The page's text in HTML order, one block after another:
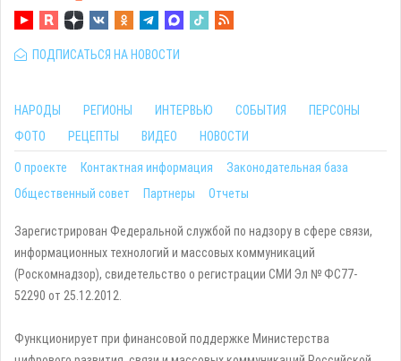
ПОДПИСАТЬСЯ НА НОВОСТИ
НАРОДЫ РЕГИОНЫ ИНТЕРВЬЮ СОБЫТИЯ
ПЕРСОНЫ
ФОТО
РЕЦЕПТЫ ВИДЕО НОВОСТИ
О проекте Контактная информация
Законодательная база
Общественный совет
Партнеры Отчеты
Зарегистрирован Федеральной службой по надзору в сфере связи,
информационных технологий и массовых коммуникаций
(Роскомнадзор), свидетельство о регистрации СМИ Эл № ФС77-
52290 от 25.12.2012.
Функционирует при финансовой поддержке Министерства